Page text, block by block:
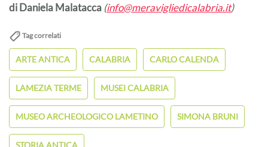
di Daniela Malatacca (info@meravigliedicalabria.it)
Tag correlati
ARTE ANTICA CALABRIA CARLO CALENDA
LAMEZIA TERME MUSEI CALABRIA
MUSEO ARCHEOLOGICO LAMETINO SIMONA BRUNI